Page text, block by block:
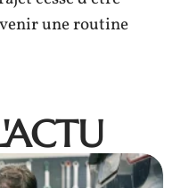
une routine